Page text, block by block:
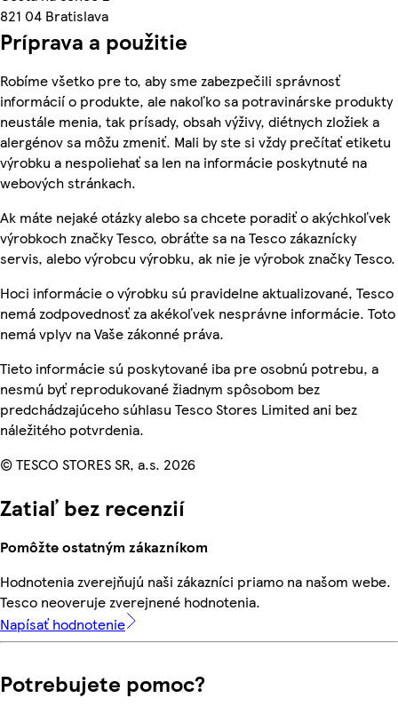
821 04 Bratislava
Príprava a použitie
Robíme všetko pre to, aby sme zabezpečili správnosť
informácií o produkte, ale nakoľko sa potravinárske produkty
neustále menia, tak prísady, obsah výživy, diétnych zložiek a
alergénov sa môžu zmeniť. Mali by ste si vždy prečítať etiketu
výrobku a nespoliehať sa len na informácie poskytnuté na
webových stránkach.
Ak máte nejaké otázky alebo sa chcete poradiť o akýchkoľvek
výrobkoch značky Tesco, obráťte sa na Tesco zákaznícky
servis, alebo výrobcu výrobku, ak nie je výrobok značky Tesco.
Hoci informácie o výrobku sú pravidelne aktualizované, Tesco
nemá zodpovednosť za akékoľvek nesprávne informácie. Toto
nemá vplyv na Vaše zákonné práva.
Tieto informácie sú poskytované iba pre osobnú potrebu, a
nesmú byť reprodukované žiadnym spôsobom bez
predchádzajúceho súhlasu Tesco Stores Limited ani bez
náležitého potvrdenia.
© TESCO STORES SR, a.s. 2026
Zatiaľ bez recenzií
Pomôžte ostatným zákazníkom
Hodnotenia zverejňujú naši zákazníci priamo na našom webe.
Tesco neoveruje zverejnené hodnotenia.
Napísať hodnotenie
Potrebujete pomoc?